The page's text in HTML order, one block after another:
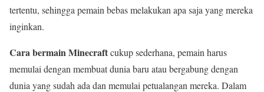
tertentu, sehingga pemain bebas melakukan apa saja yang mereka
inginkan.
Cara bermain Minecraftcukup sederhana, pemain harus
memulai dengan membuat dunia baru atau bergabung dengan
dunia yang sudah ada dan memulai petualangan mereka. Dalam